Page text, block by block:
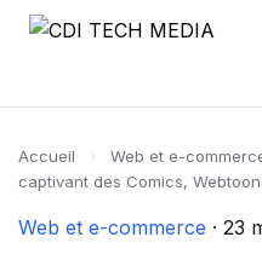
Accueil › Web et e-
captivant des Comics,
Web et e-commerce · 23